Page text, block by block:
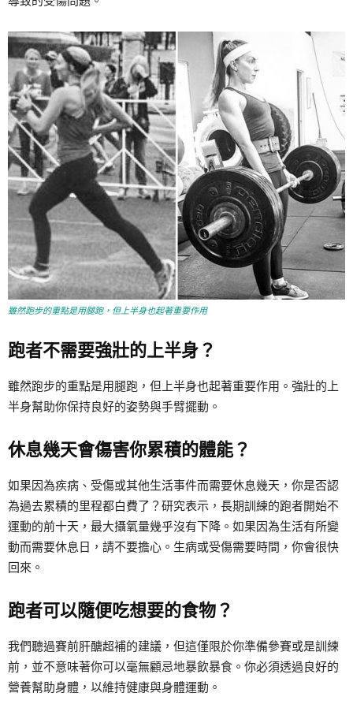
雖然跑步的重點是用腿跑，但上半身也起著重要作用
跑者不需要強壯的上半身？
雖然跑步的重點是用腿跑，但上半身也起著重要作用。強壯的上
半身幫助你保持良好的姿勢與手臂擺動。
休息幾天會傷害你累積的體能？
如果因為疾病、受傷或其他生活事件而需要休息幾天，你是否認
為過去累積的里程都白費了？研究表示，長期訓練的跑者開始不
運動的前十天，最大攝氧量幾乎沒有下降。如果因為生活有所變
動而需要休息日，請不要擔心。生病或受傷需要時間，你會很快
回來。
跑者可以隨便吃想要的食物？
我們聽過賽前肝醣超補的建議，但這僅限於你準備參賽或是訓練
前，並不意味著你可以毫無顧忌地暴飲暴食。你必須透過良好的
營養幫助身體，以維持健康與身體運動。